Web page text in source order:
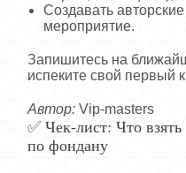
Создавать
мероприятие.
Запишитесь на
испеките свой первый
Автор: Vip-masters
✅ Чек-лист: Что
по фондану